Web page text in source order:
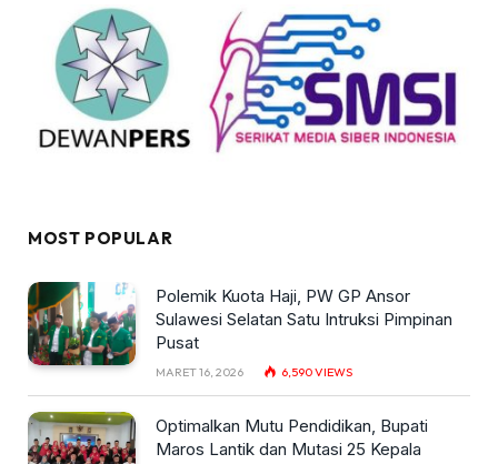
MOST POPULAR
Polemik Kuota Haji, PW GP Ansor
Sulawesi Selatan Satu Intruksi Pimpinan
Pusat
MARET 16, 2026 6,590VIEWS
Optimalkan Mutu Pendidikan, Bupati
Maros Lantik dan Mutasi 25 Kepala